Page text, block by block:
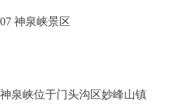
07 神泉峡景区
神泉峡位于门头沟区妙峰山镇